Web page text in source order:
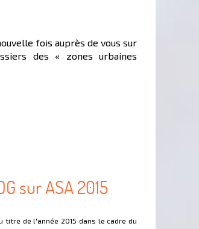
fois auprès de vous sur
des « zones urbaines
sur ASA 2015
titre de l'année 2015 dans le cadre du